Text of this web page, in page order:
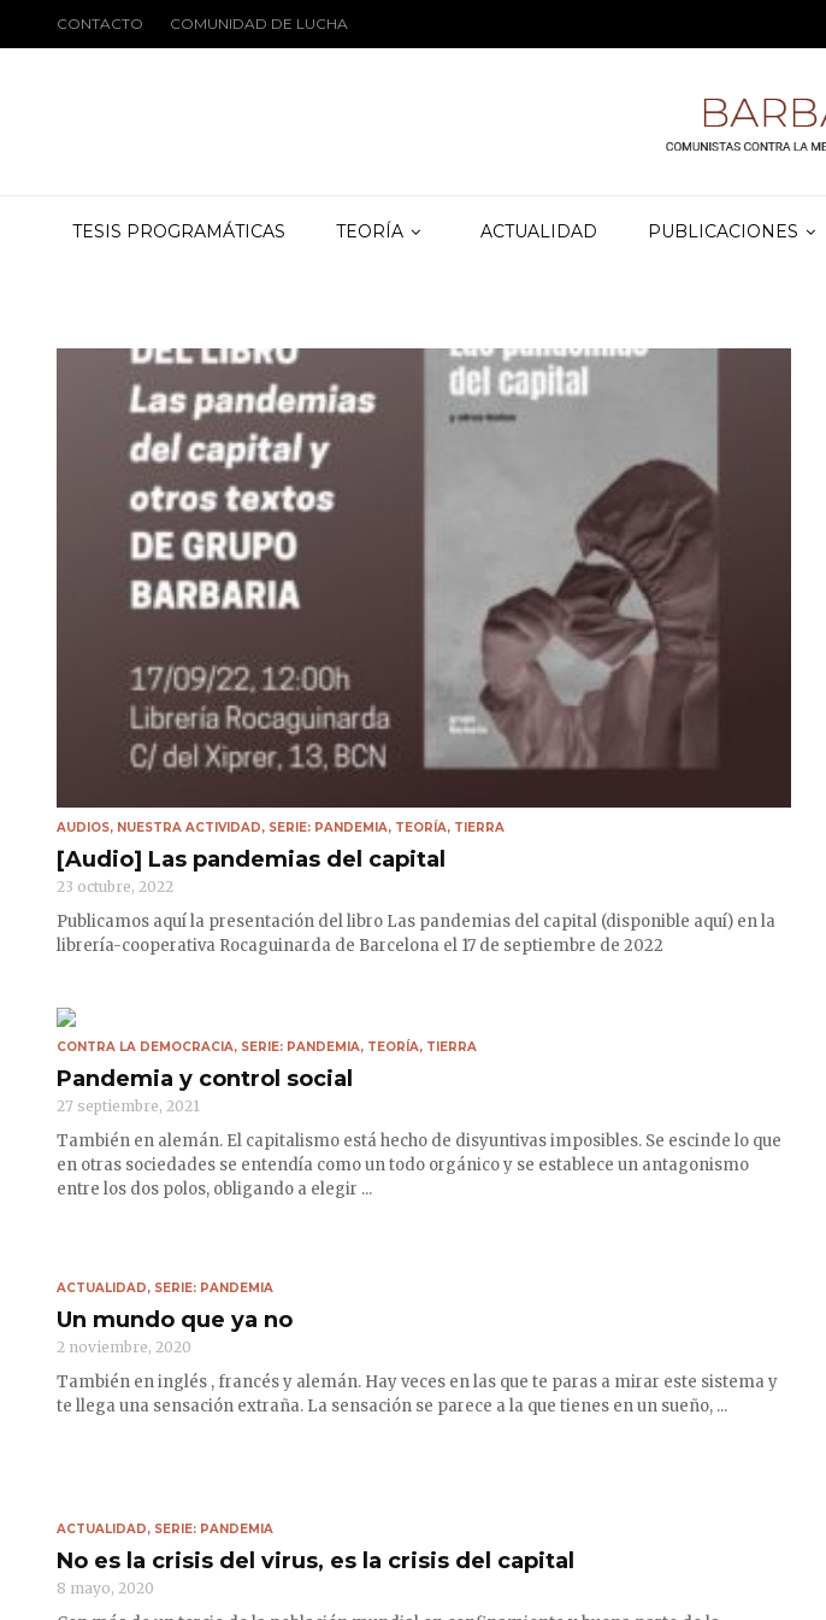
TESIS PROGRAMÁTICAS TEORÍA ACTUALIDAD PUBLICACIONES
CONTACTO COMUNIDAD DE LUCHA
AUDIOS, NUESTRA ACTIVIDAD, SERIE: PANDEMIA, TEORÍA, TIERRA
[Audio] Las pandemias del capital
23 octubre, 2022
Publicamos aquí la presentación del libro Las pandemias del capital (disponible aquí) en la
librería-cooperativa Rocaguinarda de Barcelona el 17 de septiembre de 2022
CONTRA LA DEMOCRACIA, SERIE: PANDEMIA, TEORÍA, TIERRA
Pandemia y control social
27 septiembre, 2021
También en alemán. El capitalismo está hecho de disyuntivas imposibles. Se escinde lo que
en otras sociedades se entendía como un todo orgánico y se establece un antagonismo
entre los dos polos, obligando a elegir ...
ACTUALIDAD, SERIE: PANDEMIA
Un mundo que ya no
2 noviembre, 2020
También en inglés , francés y alemán. Hay veces en las que te paras a mirar este sistema y
te llega una sensación extraña. La sensación se parece a la que tienes en un sueño, ...
ACTUALIDAD, SERIE: PANDEMIA
No es la crisis del virus, es la crisis del capital
8 mayo, 2020